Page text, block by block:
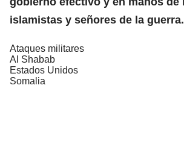
islamistas y señores de la guerra.
Ataques militares
Al Shabab
Estados Unidos
Somalia